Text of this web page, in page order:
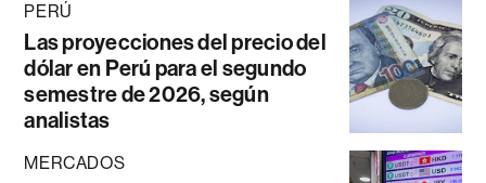
PERÚ
Las proyecciones del precio del
dólar en Perú para el segundo
semestre de 2026, según
analistas
MERCADOS